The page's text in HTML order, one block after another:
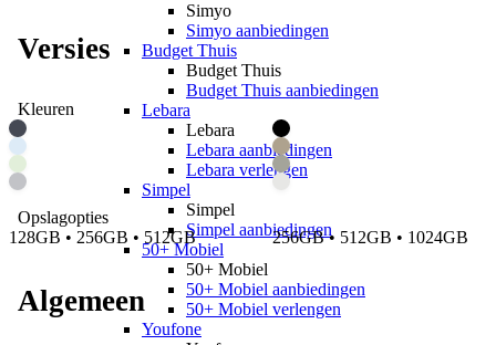
Simyo
Simyo aanbiedingen
Budget Thuis
Budget Thuis
Budget Thuis aanbiedingen
Lebara
Lebara
Lebara aanbiedingen
Lebara verlengen
Simpel
Simpel
Simpel aanbiedingen
50+ Mobiel
50+ Mobiel
50+ Mobiel aanbiedingen
50+ Mobiel verlengen
Youfone
Versies
Kleuren
Opslagopties
128GB • 256GB • 512GB
256GB • 512GB • 1024GB
Algemeen